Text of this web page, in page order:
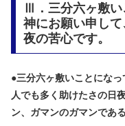
Ⅲ．三分六ヶ敷い
神にお願い申し
夜の苦心です。
●三分六ヶ敷いことにな
人でも多く助けたさの日
ン、ガマンのガマンであ